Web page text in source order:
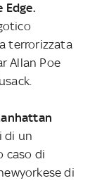
Edge.
terrorizzata
Allan Poe
di un
caso di
di